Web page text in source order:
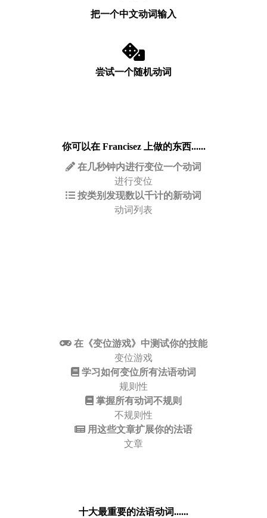
把一个中文动词输入
尝试一个随机动词
你可以在 Francisez 上做的东西......
在几秒钟内进行变位一个动词
进行变位
按类别发现数以千计的新动词
动词列表
在《变位游戏》中测试你的技能
变位游戏
学习如何变位所有法语动词
规则性
掌握所有动词不规则
不规则性
用这些文章扩展你的法语
文章
十大最重要的法语动词......